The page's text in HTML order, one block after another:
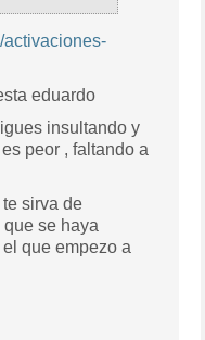
activaciones-
la respuesta eduardo
insultando y
peor , faltando a
sirva de
se haya
que empezo a